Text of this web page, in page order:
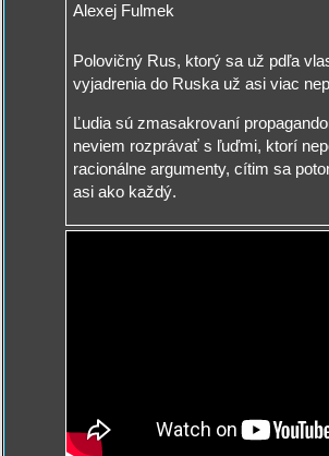
Alexej Fulmek
Polovičný Rus, ktorý sa už pdľa
vyjadrenia do Ruska už asi viac
Ľudia sú zmasakrovaní
neviem rozprávať s ľuďmi, ktorí
racionálne argumenty, cítim sa
asi ako každý.